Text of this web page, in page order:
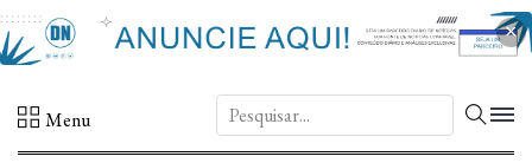
×
Menu DN.